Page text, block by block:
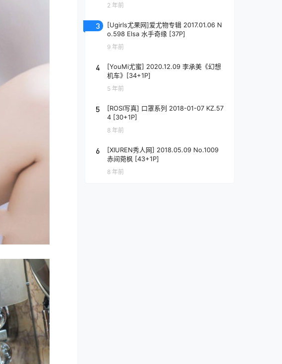
2 年前
3
[Ugirls尤果网]爱尤物专辑 2017.01.06 N
o.598 Elsa 水手奇缘 [37P]
9 年前
4
[YouMi尤蜜] 2020.12.09 李承美《幻想
机车》[34+1P]
5 年前
5
[ROSI写真] 口罩系列 2018-01-07 KZ.57
4 [30+1P]
8 年前
6
[XIUREN秀人网] 2018.05.09 No.1009
赤间菀枫 [43+1P]
8 年前